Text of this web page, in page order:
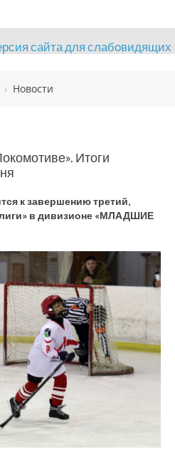
сайта для слабовидящих
ВАКАНСИИ
Новости
Итоги
к завершению третий,
лиги» в дивизионе «МЛАДШИЕ